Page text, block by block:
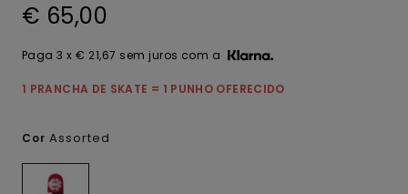
€ 65,00
Paga 3 x € 21,67 sem juros com a
1 PRANCHA DE SKATE = 1 PUNHO OFERECIDO
Cor Assorted